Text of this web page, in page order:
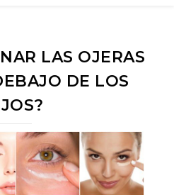
LAS OJERAS
DE LOS